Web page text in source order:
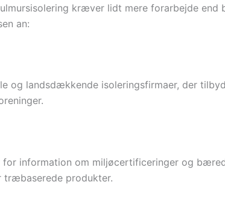
kræver lidt mere forarbejde
an:
og landsdækkende isoleringsfirmaer, der
for information om miljøcertificeringer og
træbaserede produkter.